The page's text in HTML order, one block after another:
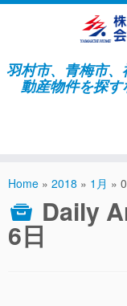
羽村市、青梅市
動産物件を探
Home » 2018 » 1月 »
Daily
6日